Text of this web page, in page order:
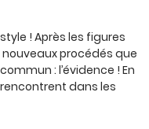
! Après les figures
procédés que
: l’évidence ! En
dans les